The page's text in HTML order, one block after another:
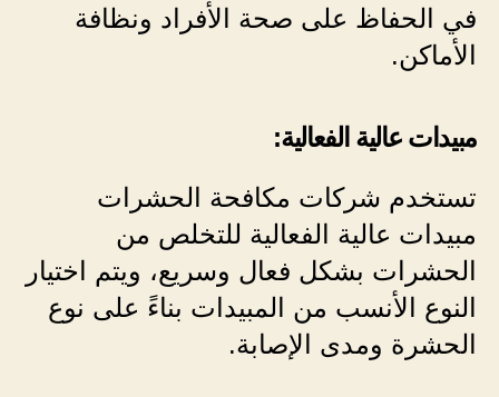
في الحفاظ على صحة الأفراد ونظافة
الأماكن.
مبيدات عالية الفعالية:
تستخدم شركات مكافحة الحشرات
مبيدات عالية الفعالية للتخلص من
الحشرات بشكل فعال وسريع، ويتم اختيار
النوع الأنسب من المبيدات بناءً على نوع
الحشرة ومدى الإصابة.